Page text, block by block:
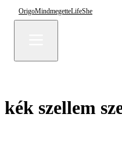
OrigoMindmegetteLifeShe
kék szellem